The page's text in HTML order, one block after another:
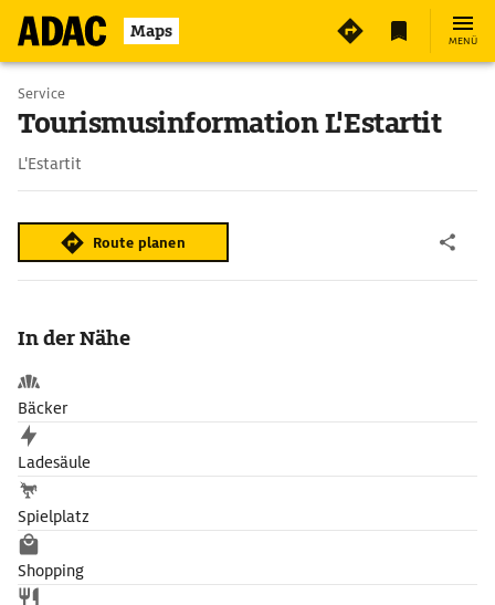
Maps MENÜ
Service
Tourismusinformation L'Estartit
L'Estartit
Route planen
In der Nähe
Bäcker
Ladesäule
Spielplatz
Shopping